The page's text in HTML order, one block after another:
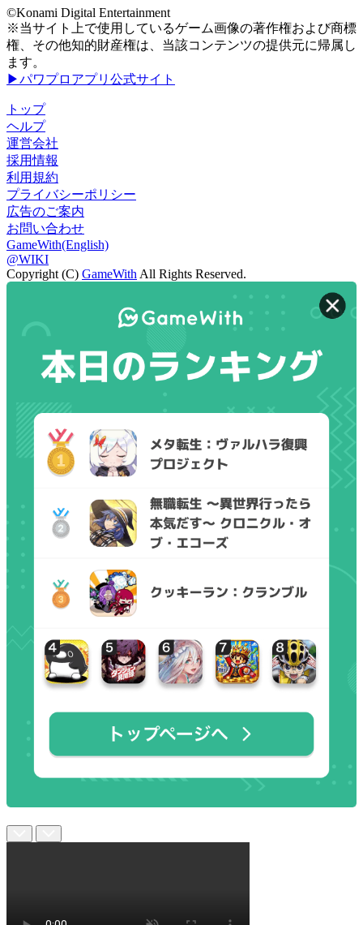
©Konami Digital Entertainment
※当サイト上で使用しているゲーム画像の著作権および商標
権、その他知的財産権は、当該コンテンツの提供元に帰属し
ます。
▶パワプロアプリ公式サイト
トップ
ヘルプ
運営会社
採用情報
利用規約
プライバシーポリシー
広告のご案内
お問い合わせ
GameWith(English)
@WIKI
Copyright (C) GameWith All Rights Reserved.